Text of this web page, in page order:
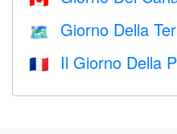
🗺️ Giorno Della
🇫🇷 Il Giorno Della